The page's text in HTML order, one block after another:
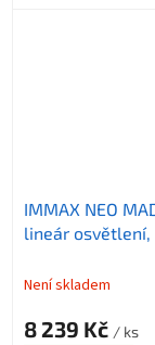
IMMAX NEO
lineár osvětlení,
senzorem
Není skladem
8 239 Kč / ks